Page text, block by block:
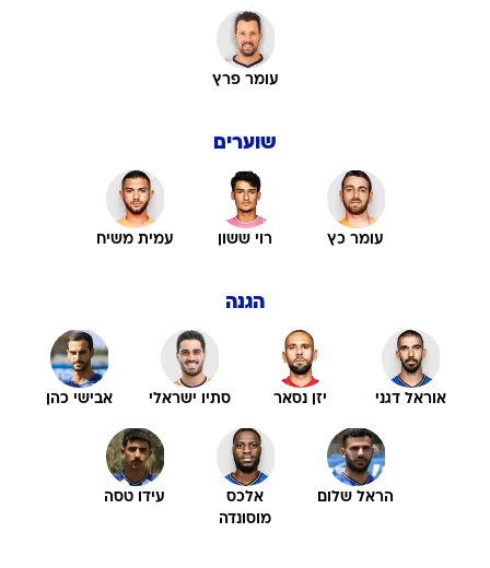
עומר פרץ
שוערים
עומר כץ רוי ששון עמית משיח
הגנה
אוראל דגני יזן נסאר סתיו ישראלי אבישי כהן
הראל שלום
אלכס
מוסונדה
עידו טסה